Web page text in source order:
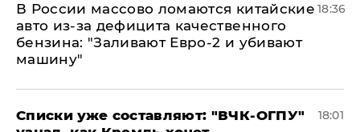
В России массово ломаются китайские
авто из-за дефицита качественного
бензина: "Заливают Евро-2 и убивают
машину"
18:36
Списки уже составляют: "ВЧК-ОГПУ"
18:01